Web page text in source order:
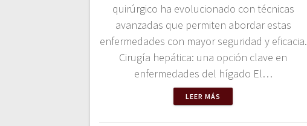
quirúrgico ha evolucionado con técnicas
avanzadas que permiten abordar estas
enfermedades con mayor seguridad y eficacia.
Cirugía hepática: una opción clave en
enfermedades del hígado El…
LEER MÁS